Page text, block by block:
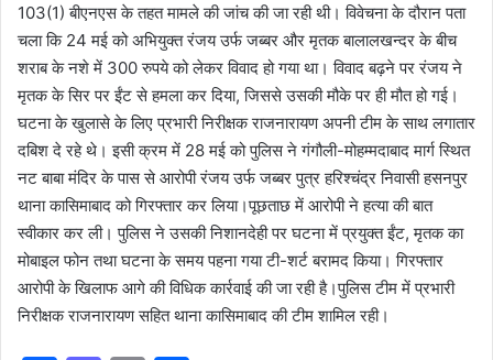
103(1) बीएनएस के तहत मामले की जांच की जा रही थी। विवेचना के दौरान पता
चला कि 24 मई को अभियुक्त रंजय उर्फ जब्बर और मृतक बालालखन्दर के बीच
शराब के नशे में 300 रुपये को लेकर विवाद हो गया था। विवाद बढ़ने पर रंजय ने
मृतक के सिर पर ईंट से हमला कर दिया, जिससे उसकी मौके पर ही मौत हो गई।
घटना के खुलासे के लिए प्रभारी निरीक्षक राजनारायण अपनी टीम के साथ लगातार
दबिश दे रहे थे। इसी क्रम में 28 मई को पुलिस ने गंगौली-मोहम्मदाबाद मार्ग स्थित
नट बाबा मंदिर के पास से आरोपी रंजय उर्फ जब्बर पुत्र हरिश्चंद्र निवासी हसनपुर
थाना कासिमाबाद को गिरफ्तार कर लिया।पूछताछ में आरोपी ने हत्या की बात
स्वीकार कर ली। पुलिस ने उसकी निशानदेही पर घटना में प्रयुक्त ईंट, मृतक का
मोबाइल फोन तथा घटना के समय पहना गया टी-शर्ट बरामद किया। गिरफ्तार
आरोपी के खिलाफ आगे की विधिक कार्रवाई की जा रही है।पुलिस टीम में प्रभारी
निरीक्षक राजनारायण सहित थाना कासिमाबाद की टीम शामिल रही।